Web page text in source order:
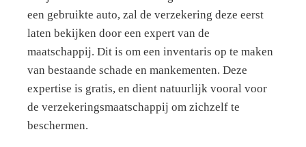
een gebruikte auto, zal de verzekering deze eerst
laten bekijken door een expert van de
maatschappij. Dit is om een inventaris op te maken
van bestaande schade en mankementen. Deze
expertise is gratis, en dient natuurlijk vooral voor
de verzekeringsmaatschappij om zichzelf te
beschermen.